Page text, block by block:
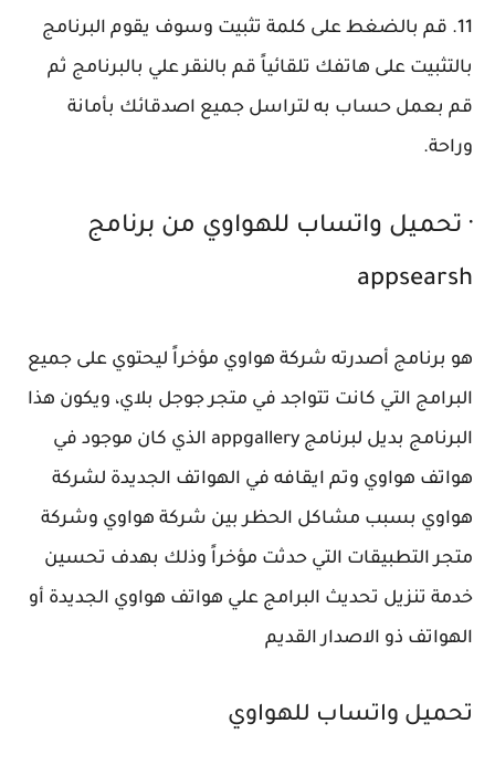
11. قم بالضغط على كلمة تثبيت وسوف يقوم البرنامج
بالتثبيت على هاتفك تلقائياً قم بالنقر علي بالبرنامج ثم
قم بعمل حساب به لتراسل جميع اصدقائك بأمانة
وراحة.
· تحميل واتساب للهواوي من برنامج
appsearsh
هو برنامج أصدرته شركة هواوي مؤخراً ليحتوي على جميع
البرامج التي كانت تتواجد في متجر جوجل بلاي، ويكون هذا
البرنامج بديل لبرنامج appgallery الذي كان موجود في
هواتف هواوي وتم ايقافه في الهواتف الجديدة لشركة
هواوي بسبب مشاكل الحظر بين شركة هواوي وشركة
متجر التطبيقات التي حدثت مؤخراً وذلك بهدف تحسين
خدمة تنزيل تحديث البرامج علي هواتف هواوي الجديدة أو
الهواتف ذو الاصدار القديم
تحميل واتساب للهواوي